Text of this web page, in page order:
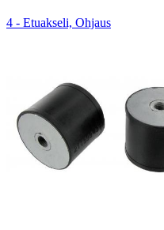
4 - Etuakseli, Ohjaus